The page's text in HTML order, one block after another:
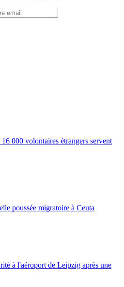
000 volontaires étrangers servent
poussée migratoire à Ceuta
à l'aéroport de Leipzig après une